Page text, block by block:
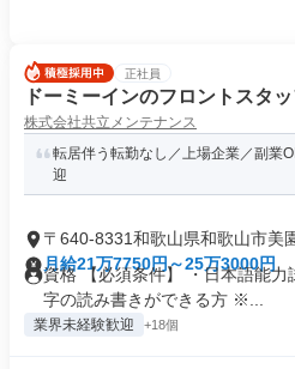
正社員
ドーミーインのフロントスタ
株式会社共立メンテナンス
転居伴う転勤なし／上場企業／副業
迎
〒640-8331和歌山県和歌山市美
月給21万7750円～25万3000円
資格 【必須条件】 ・日本語能
字の読み書きができる方 ※...
業界未経験歓迎 +18個